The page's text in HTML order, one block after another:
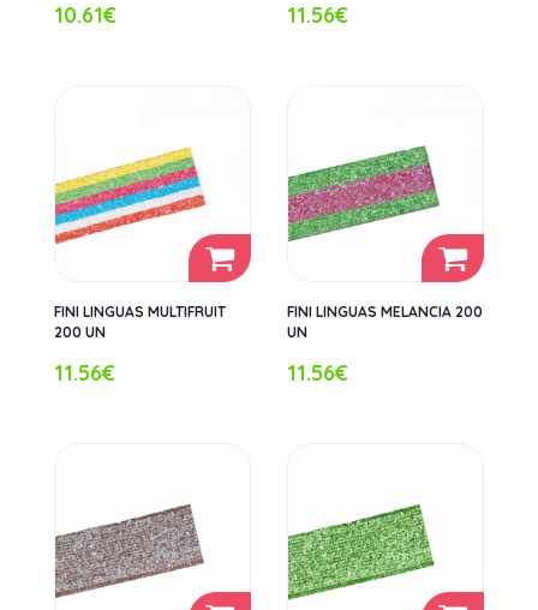
10.61€ 11.56€
FINI LINGUAS MULTIFRUIT
200 UN
11.56€
FINI LINGUAS MELANCIA 200
UN
11.56€